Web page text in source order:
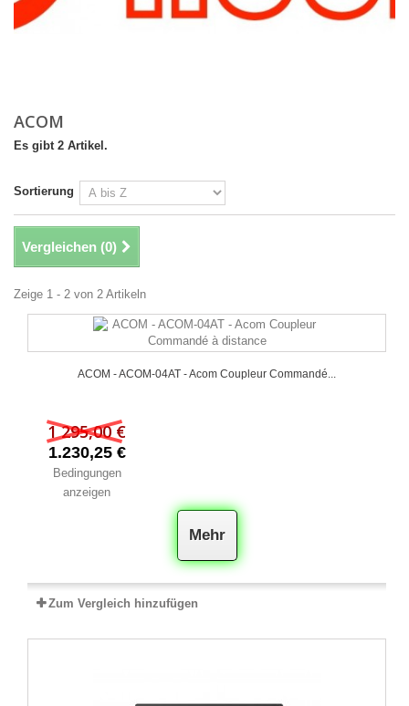
ACOM
Es gibt 2 Artikel.
Sortierung
Vergleichen (0)
Zeige 1 - 2 von 2 Artikeln
ACOM - ACOM-04AT - Acom Coupleur Commandé...
1 295,00 €
1.230,25 €
Bedingungen
anzeigen
Mehr
Zum Vergleich hinzufügen